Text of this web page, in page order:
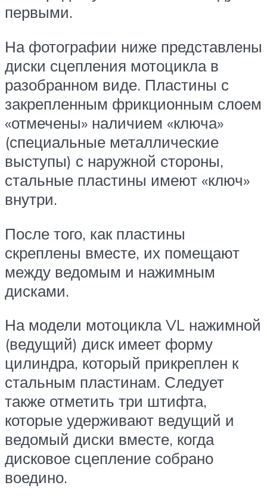
первыми.
На фотографии ниже представлены
диски сцепления мотоцикла в
разобранном виде. Пластины с
закрепленным фрикционным слоем
«отмечены» наличием «ключа»
(специальные металлические
выступы) с наружной стороны,
стальные пластины имеют «ключ»
внутри.
После того, как пластины
скреплены вместе, их помещают
между ведомым и нажимным
дисками.
На модели мотоцикла VL нажимной
(ведущий) диск имеет форму
цилиндра, который прикреплен к
стальным пластинам. Следует
также отметить три штифта,
которые удерживают ведущий и
ведомый диски вместе, когда
дисковое сцепление собрано
воедино.